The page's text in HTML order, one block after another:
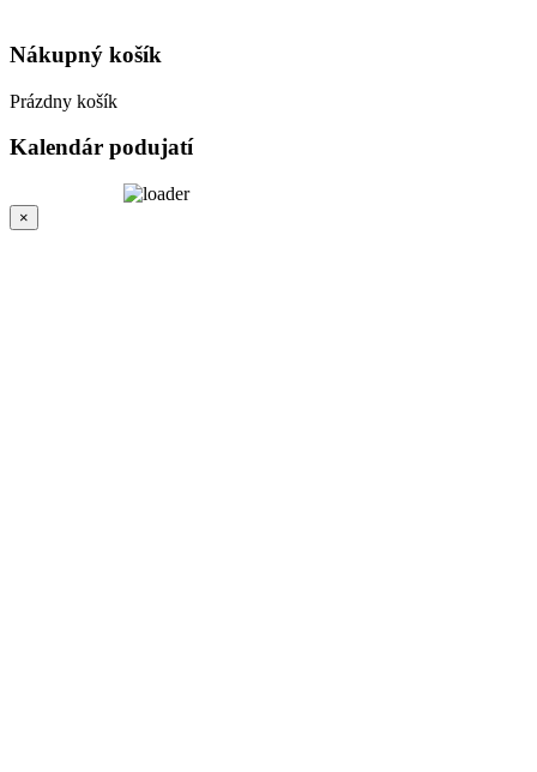
Nákupný košík
Prázdny košík
Kalendár podujatí
×